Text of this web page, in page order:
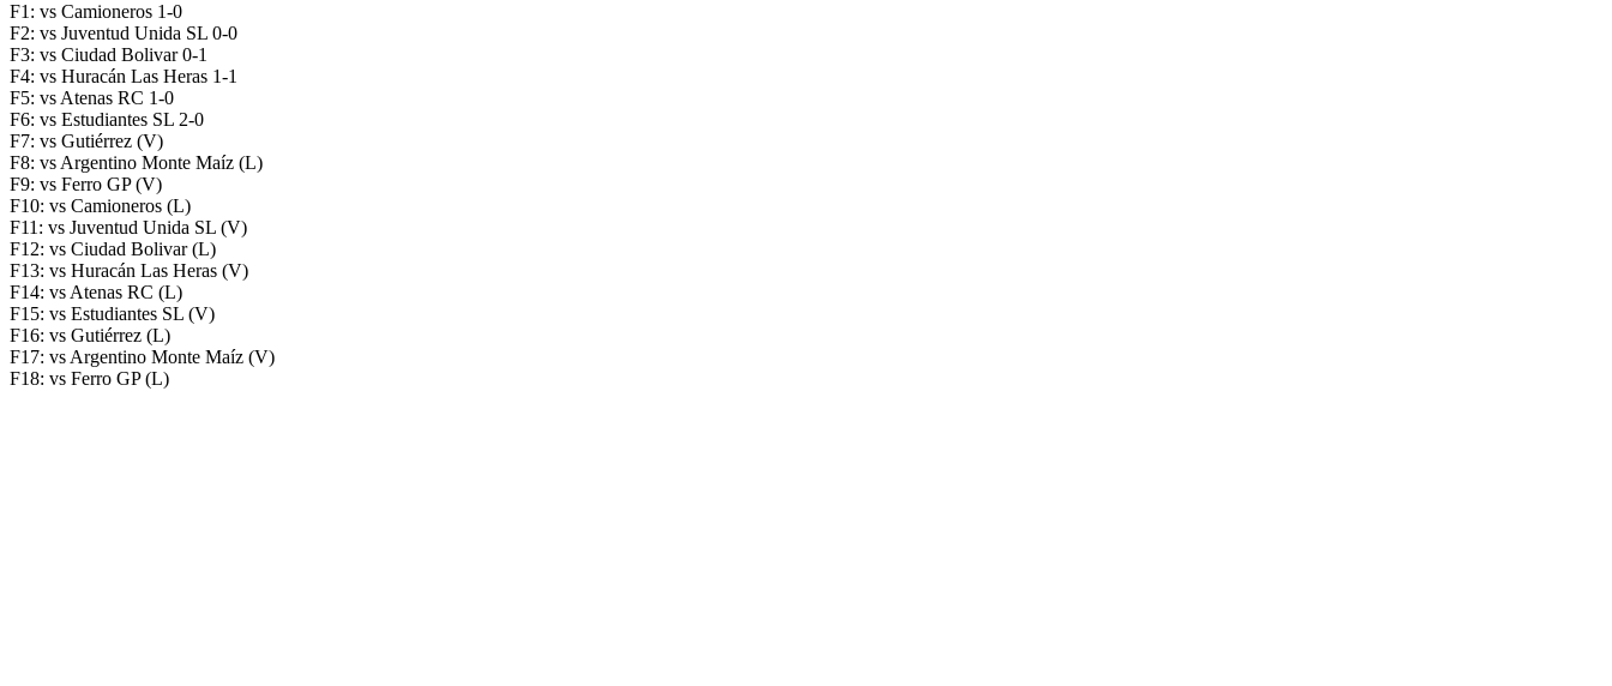
F1: vs Camioneros 1-0
F2: vs Juventud Unida SL 0-0
F3: vs Ciudad Bolivar 0-1
F4: vs Huracán Las Heras 1-1
F5: vs Atenas RC 1-0
F6: vs Estudiantes SL 2-0
F7: vs Gutiérrez (V)
F8: vs Argentino Monte Maíz (L)
F9: vs Ferro GP (V)
F10: vs Camioneros (L)
F11: vs Juventud Unida SL (V)
F12: vs Ciudad Bolivar (L)
F13: vs Huracán Las Heras (V)
F14: vs Atenas RC (L)
F15: vs Estudiantes SL (V)
F16: vs Gutiérrez (L)
F17: vs Argentino Monte Maíz (V)
F18: vs Ferro GP (L)